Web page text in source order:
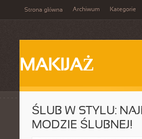
Strona główna Archiwum Kategorie
MAKIJAŻ
ŚLUB W STYLU:
MODZIE ŚLUBNEJ!